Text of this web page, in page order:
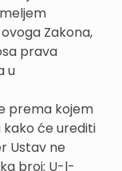
Zakona,
prava
u
prema kojem
će urediti
Ustav ne
broj: U-l-